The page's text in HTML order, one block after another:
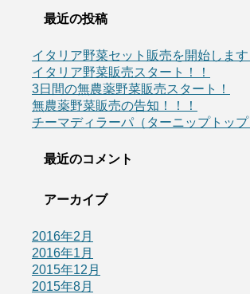
最近の投稿
イタリア野菜セット販売を開始します
イタリア野菜販売スタート！！
3日間の無農薬野菜販売スタート！
無農薬野菜販売の告知！！！
チーマディラーパ（ターニップトップ
最近のコメント
アーカイブ
2016年2月
2016年1月
2015年12月
2015年8月